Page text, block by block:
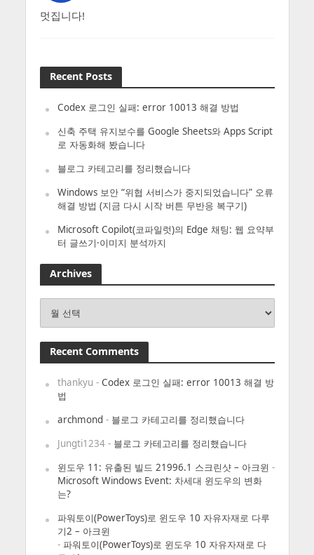
멋집니다!
Recent Posts
Codex 로그인 실패: error 10013 해결 방법
신축 주택 유지보수를 Google Sheets와 Apps Script
로 자동화해 봤습니다
블로그 카테고리를 정리했습니다
Windows 보안 “위협 서비스가 중지되었습니다” 오류
해결 방법 (지금 다시 시작 버튼 무반응 복구기)
Microsoft Copilot(코파일럿)의 Edge 채팅: 웹 요약부
터 글쓰기·이미지 분석까지
Archives
Recent Comments
thankyu - Codex 로그인 실패: error 10013 해결 방
법
archmond- 블로그 카테고리를 정리했습니다
Jungti1234- 블로그 카테고리를 정리했습니다
윈도우 11: 유출된 빌드 21996.1 스크린샷 – 아크윈 -
Microsoft Windows Event: 차세대 윈도우의 변화
는?
파워토이(PowerToys)로 윈도우 10 자유자재로 다루
기2 – 아크윈
- 파워토이(PowerToys)로 윈도우 10 자유자재로 다